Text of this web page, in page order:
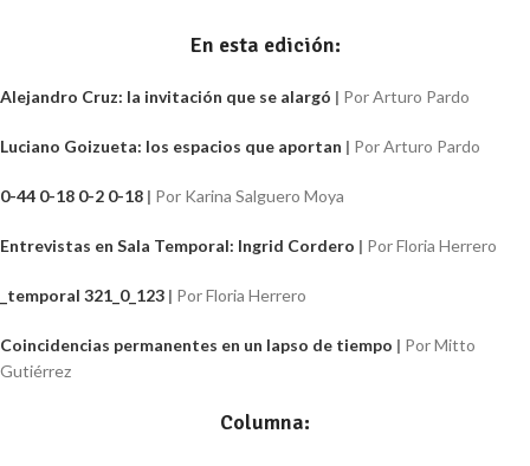
En esta edición:
Alejandro Cruz: la invitación que se alargó | Por Arturo Pardo
Luciano Goizueta: los espacios que aportan | Por Arturo Pardo
0-44 0-18 0-2 0-18 | Por Karina Salguero Moya
Entrevistas en Sala Temporal: Ingrid Cordero | Por Floria Herrero
_temporal 321_0_123 | Por Floria Herrero
Coincidencias permanentes en un lapso de tiempo | Por Mitto
Gutiérrez
Columna: